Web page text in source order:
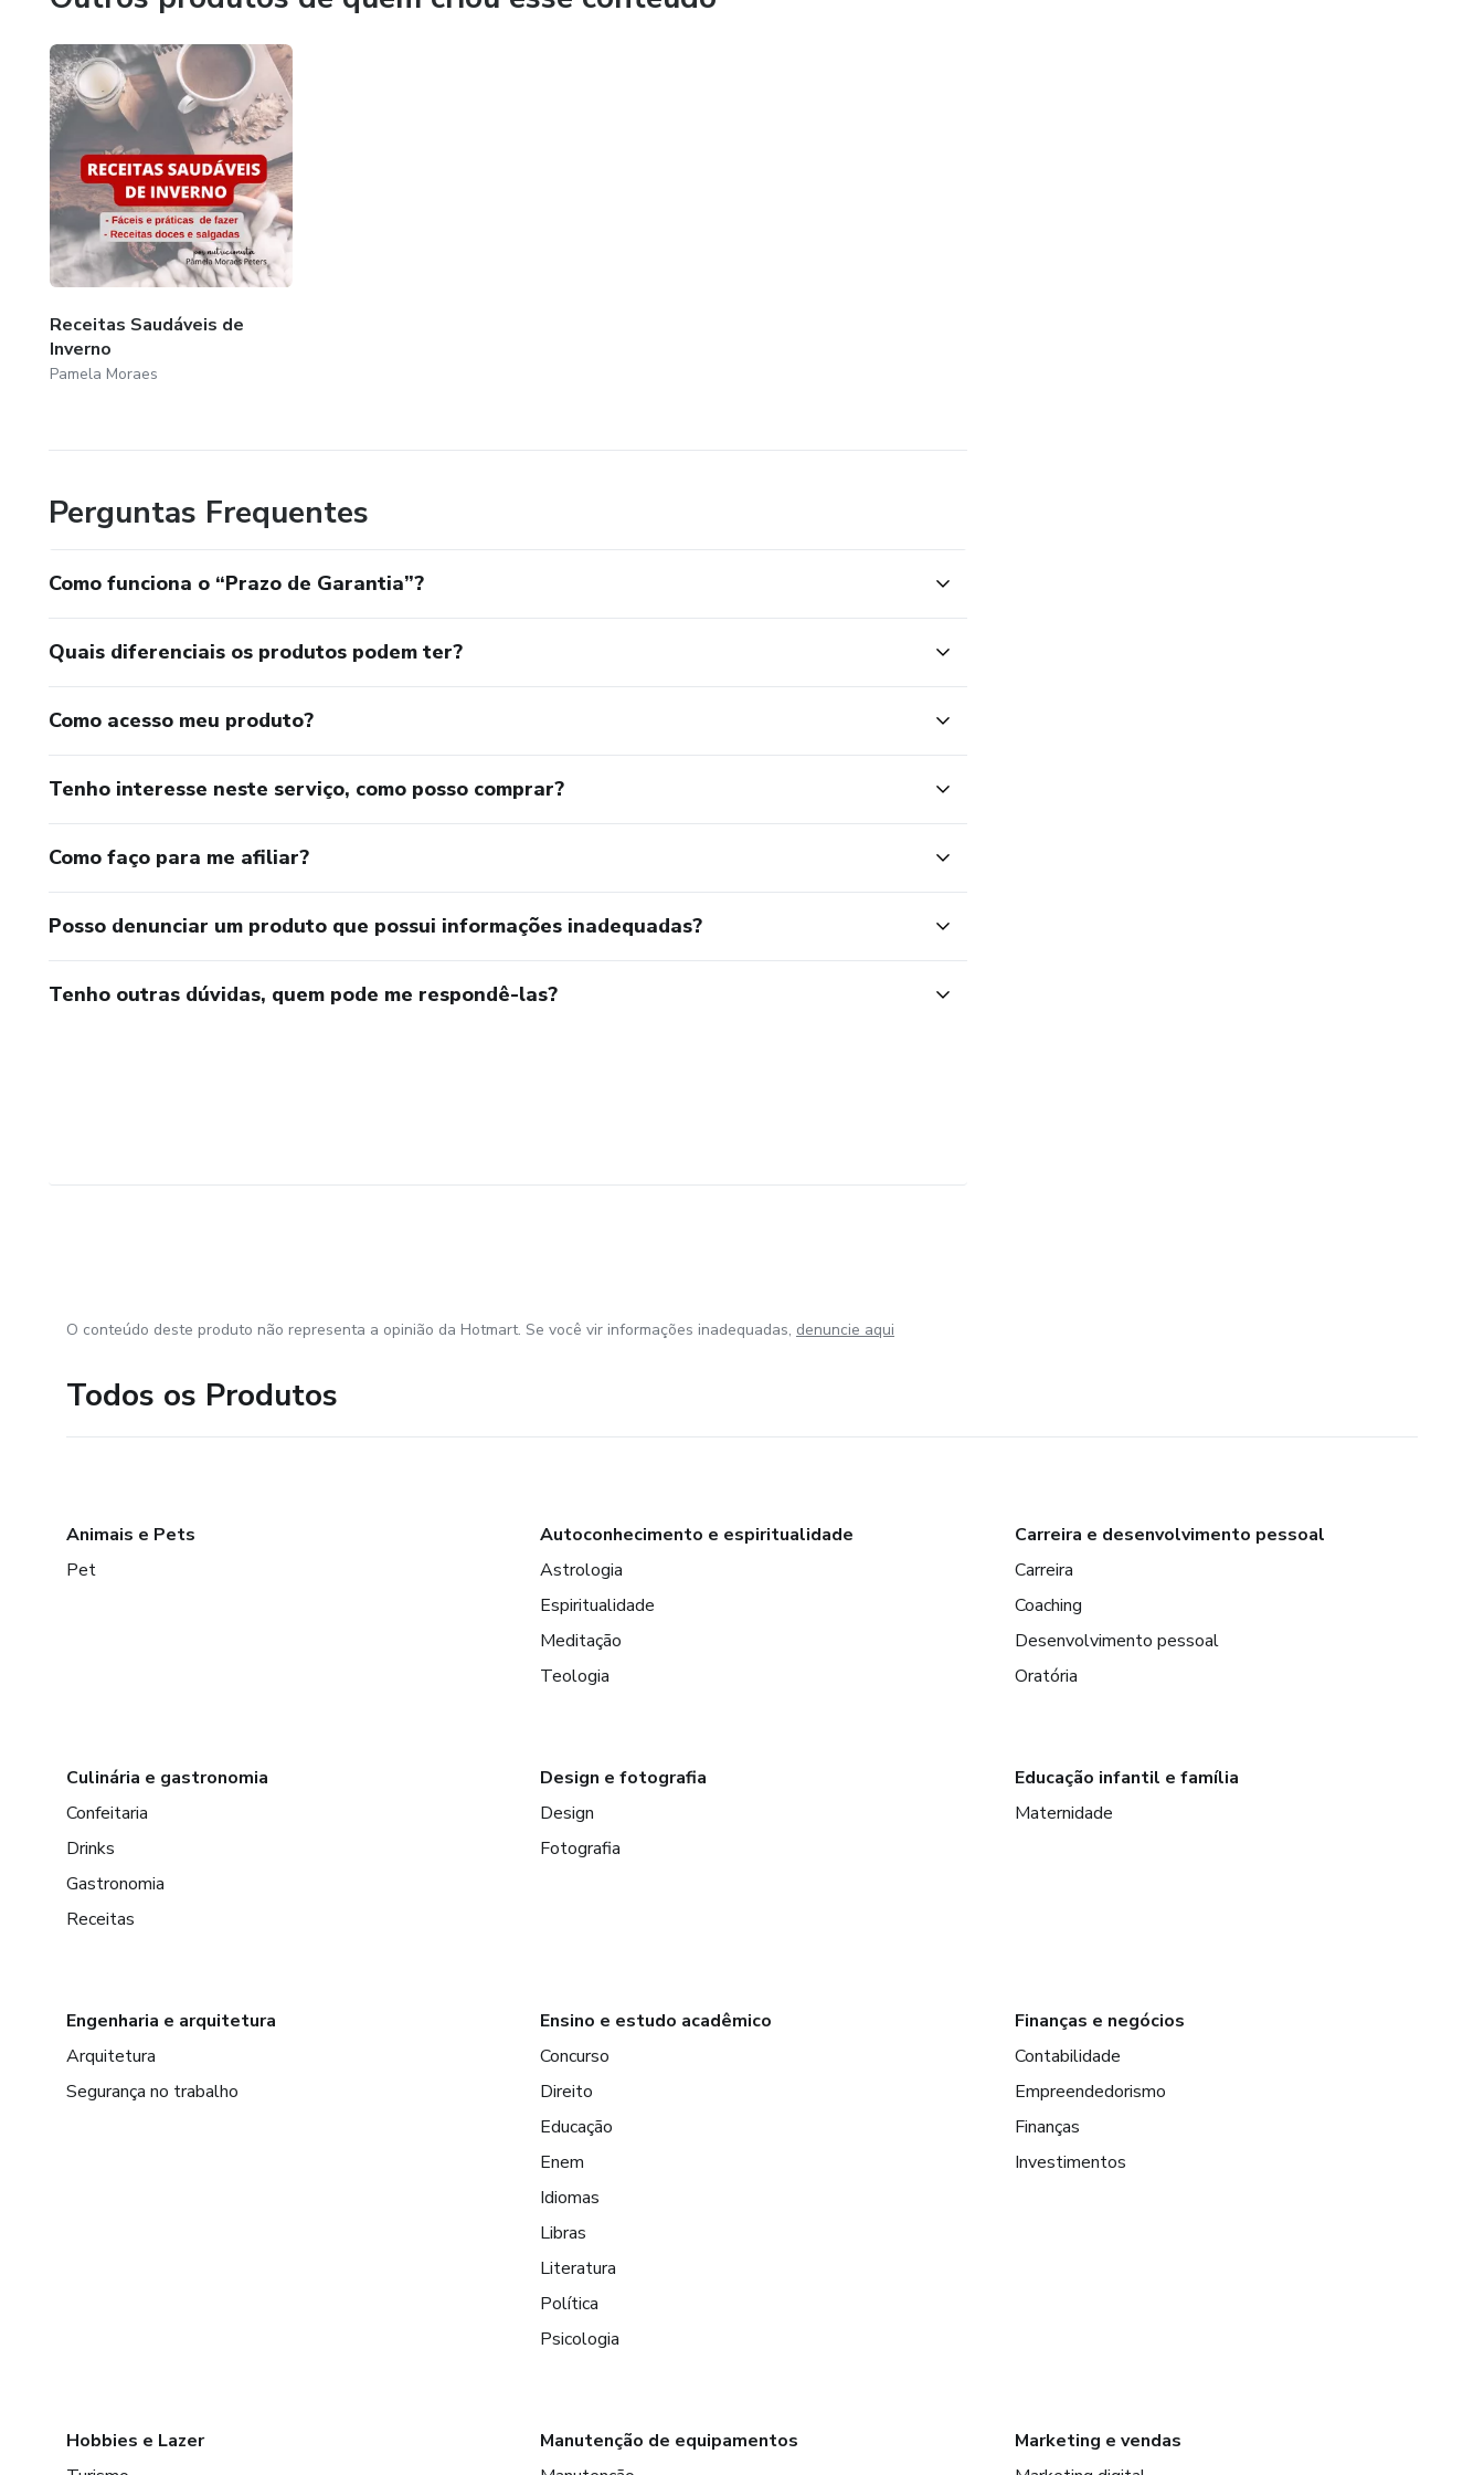
Receitas Saudáveis de
Inverno
Pamela Moraes
Perguntas Frequentes
Como funciona o “Prazo de Garantia”?
Quais diferenciais os produtos podem ter?
Como acesso meu produto?
Tenho interesse neste serviço, como posso comprar?
Como faço para me afiliar?
Posso denunciar um produto que possui informações inadequadas?
Tenho outras dúvidas, quem pode me respondê-las?
O conteúdo deste produto não representa a opinião da Hotmart. Se você vir informações inadequadas, denuncie aqui
Todos os Produtos
Animais e Pets
Pet
Autoconhecimento e espiritualidade
Astrologia
Espiritualidade
Meditação
Teologia
Carreira e desenvolvimento pessoal
Carreira
Coaching
Desenvolvimento pessoal
Oratória
Culinária e gastronomia
Confeitaria
Drinks
Gastronomia
Receitas
Design e fotografia
Design
Fotografia
Educação infantil e família
Maternidade
Engenharia e arquitetura
Arquitetura
Segurança no trabalho
Ensino e estudo acadêmico
Concurso
Direito
Educação
Enem
Idiomas
Libras
Literatura
Política
Psicologia
Finanças e negócios
Contabilidade
Empreendedorismo
Finanças
Investimentos
Hobbies e Lazer
Manutenção de equipamentos
Marketing e vendas